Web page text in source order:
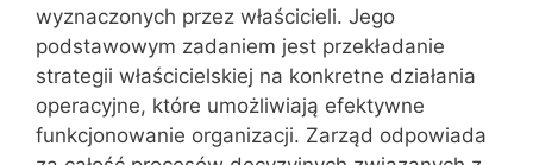
wyznaczonych przez właścicieli. Jego
podstawowym zadaniem jest przekładanie
strategii właścicielskiej na konkretne działania
operacyjne, które umożliwiają efektywne
funkcjonowanie organizacji. Zarząd odpowiada